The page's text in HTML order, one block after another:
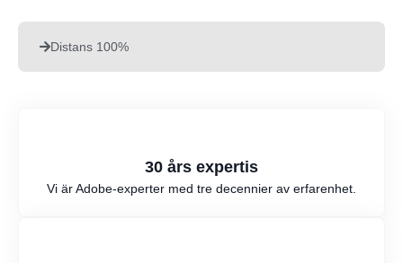
Distans 100%
30 års expertis
Vi är Adobe-experter med tre decennier av erfarenhet.